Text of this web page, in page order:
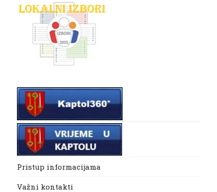
Pristup informacijama
Važni kontakti